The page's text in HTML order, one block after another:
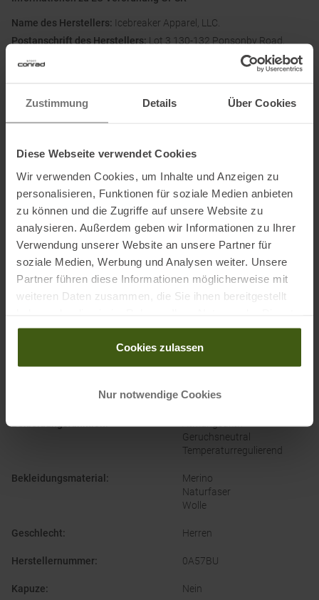
Zustimmung Details Über Cookies
Diese Webseite verwendet Cookies
Wir verwenden Cookies, um Inhalte und Anzeigen zu
personalisieren, Funktionen für soziale Medien anbieten
zu können und die Zugriffe auf unsere Website zu
analysieren. Außerdem geben wir Informationen zu Ihrer
Verwendung unserer Website an unsere Partner für
soziale Medien, Werbung und Analysen weiter. Unsere
Partner führen diese Informationen möglicherweise mit
weiteren Daten zusammen, die Sie ihnen bereitgestellt
gesammelt haben.
Cookies zulassen
Nur notwendige Cookies
Name des Herstellers: Icebreaker Apparel, LLC.
Postanschrift des Herstellers:Lot 3 130-132 Ponsonby Road,
Auckland 1011, Neuseeland
nz@icebreaker.com
Name des Einführers:
VF Germany Textil-Handels GmbH
Postanschrift des Einführers:
Elektronische Adresse des
Einführers:corporate_communications@vfc.com
Ausgezeichnet mit :
Rundhals
Bekleidungsfunktion:
Atmungsaktiv
Geruchsneutral
Temperaturregulierend
Bekleidungsmaterial :
Merino
Naturfaser
Wolle
Geschlecht: Herren
Herstellernummer: 0A57BU
Kapuze: Nein